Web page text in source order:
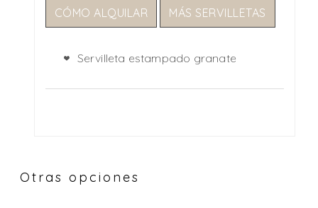
CÓMO ALQUILAR MÁS SERVILLETAS
Servilleta estampado granate
Otras opciones